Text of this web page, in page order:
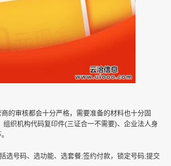
审核都会十分严格，需要准备的材料也十分固
织机构代码复印件(三证合一不需要)、企业法人身
号码、选功能、选套餐;签约付款，锁定号码;提交